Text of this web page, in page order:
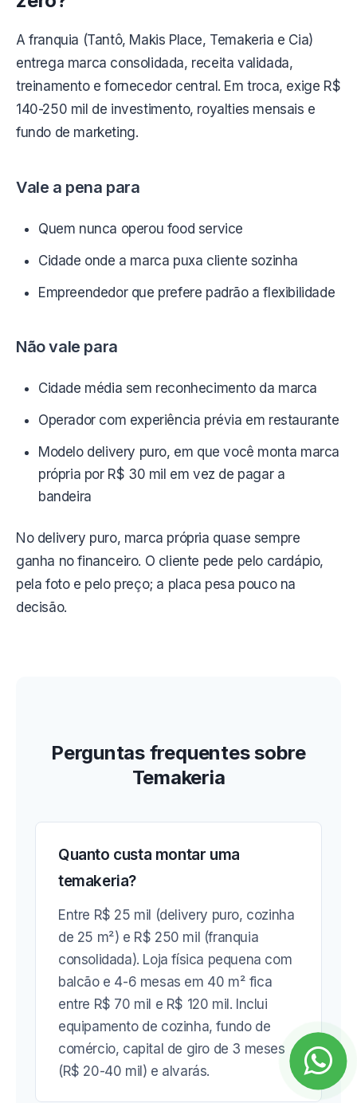
A franquia (Tantô, Makis Place, Temakeria e Cia)
entrega marca consolidada, receita validada,
treinamento e fornecedor central. Em troca, exige R$
140-250 mil de investimento, royalties mensais e
fundo de marketing.
Vale a pena para
Quem nunca operou food service
Cidade onde a marca puxa cliente sozinha
Empreendedor que prefere padrão a flexibilidade
Não vale para
Cidade média sem reconhecimento da marca
Operador com experiência prévia em restaurante
Modelo delivery puro, em que você monta marca
própria por R$ 30 mil em vez de pagar a
bandeira
No delivery puro, marca própria quase sempre
ganha no financeiro. O cliente pede pelo cardápio,
pela foto e pelo preço; a placa pesa pouco na
decisão.
Perguntas frequentes sobre
Temakeria
Quanto custa montar uma
temakeria?
Entre R$ 25 mil (delivery puro, cozinha
de 25 m²) e R$ 250 mil (franquia
consolidada). Loja física pequena com
balcão e 4-6 mesas em 40 m² fica
entre R$ 70 mil e R$ 120 mil. Inclui
equipamento de cozinha, fundo de
comércio, capital de giro de 3 meses
(R$ 20-40 mil) e alvarás.